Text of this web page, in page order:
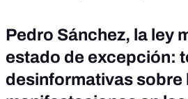
Pedro Sánchez, la ley
estado de excepción:
desinformativas sobre